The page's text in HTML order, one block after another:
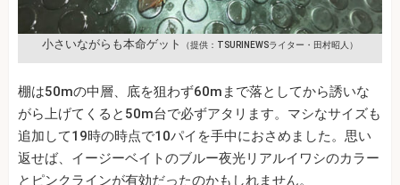
小さいながらも本命ゲット （提供：TSURINEWSライター・田村昭人）
棚は50mの中層、底を狙わず60mまで落としてから誘いな
がら上げてくると50m台で必ずアタリます。マシなサイズも
追加して19時の時点で10パイを手中におさめました。思い
返せば、イージーベイトのブルー夜光リアルイワシのカラー
とピンクラインが有効だったのかもしれません。